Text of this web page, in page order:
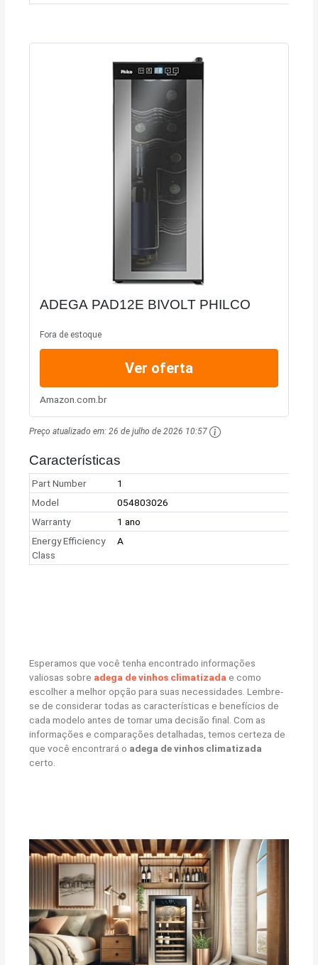
ADEGA PAD12E BIVOLT PHILCO
Fora de estoque
Ver oferta
Amazon.com.br
Preço atualizado em:26 de julho de 2026 10:57
Características
Part Number
1
Model
054803026
Warranty
1 ano
Energy Efficiency
Class
A
Esperamos que você tenha encontrado informações
valiosas sobre adega de vinhos climatizadae como
escolher a melhor opção para suas necessidades. Lembre-
se de considerar todas as características e benefícios de
cada modelo antes de tomar uma decisão final. Com as
informações e comparações detalhadas, temos certeza de
que você encontrará o adega de vinhos climatizada
certo.